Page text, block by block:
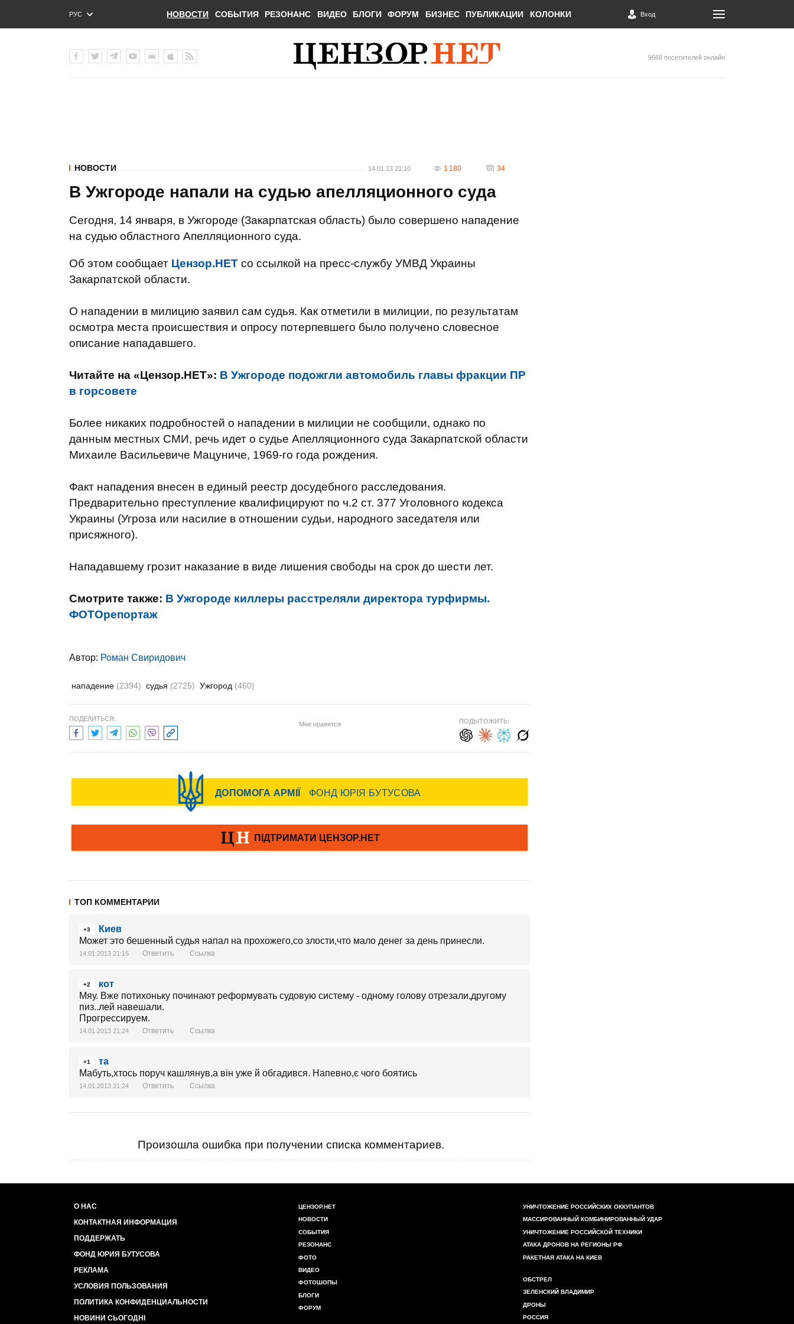
РУС
ENG
НОВОСТИ СОБЫТИЯ РЕЗОНАНС ВИДЕО БЛОГИ ФОРУМ БИЗНЕС ПУБЛИКАЦИИ КОЛОНКИ Вход
9668 посетителей онлайн
НОВОСТИ 14.01.13 21:10 1 180 34
В Ужгороде напали на судью апелляционного суда
Сегодня, 14 января, в Ужгороде (Закарпатская область) было совершено нападение
на судью областного Апелляционного суда.
Об этом сообщает Цензор.НЕТ со ссылкой на пресс-службу УМВД Украины
Закарпатской области.
О нападении в милицию заявил сам судья. Как отметили в милиции, по результатам
осмотра места происшествия и опросу потерпевшего было получено словесное
описание нападавшего.
Читайте на «Цензор.НЕТ»: В Ужгороде подожгли автомобиль главы фракции ПР
в горсовете
Более никаких подробностей о нападении в милиции не сообщили, однако по
данным местных СМИ, речь идет о судье Апелляционного суда Закарпатской области
Михаиле Васильевиче Мацуниче, 1969-го года рождения.
Факт нападения внесен в единый реестр досудебного расследования.
Предварительно преступление квалифицируют по ч.2 ст. 377 Уголовного кодекса
Украины (Угроза или насилие в отношении судьи, народного заседателя или
присяжного).
Нападавшему грозит наказание в виде лишения свободы на срок до шести лет.
Смотрите также: В Ужгороде киллеры расстреляли директора турфирмы.
ФОТОрепортаж
Автор: Роман Свиридович
нападение (2394) судья (2725) Ужгород (460)
ПОДЕЛИТЬСЯ:
Мне нравится ПОДЫТОЖИТЬ:
ТОП КОММЕНТАРИИ
+3
Киев
Может это бешенный судья напал на прохожего,со злости,что мало денег за день принесли.
14.01.2013 21:15 Ответить Ссылка
+2
кот
Мяу. Вже потихоньку починают реформувать судовую систему - одному голову отрезали,другому
пиз..лей навешали.
Прогрессируем.
14.01.2013 21:24 Ответить Ссылка
+1
та
Мабуть,хтось поруч кашлянув,а він уже й обгадився. Напевно,є чого боятись
14.01.2013 21:24 Ответить Ссылка
Произошла ошибка при получении списка комментариев.
О НАС
КОНТАКТНАЯ ИНФОРМАЦИЯ
ПОДДЕРЖАТЬ
ФОНД ЮРИЯ БУТУСОВА
РЕКЛАМА
УСЛОВИЯ ПОЛЬЗОВАНИЯ
ПОЛИТИКА КОНФИДЕНЦИАЛЬНОСТИ
НОВИНИ СЬОГОДНІ
ЦЕНЗОР.НЕТ
НОВОСТИ
СОБЫТИЯ
РЕЗОНАНС
ФОТО
ВИДЕО
ФОТОШОПЫ
БЛОГИ
ФОРУМ
УНИЧТОЖЕНИЕ РОССИЙСКИХ ОККУПАНТОВ
МАССИРОВАННЫЙ КОМБИНИРОВАННЫЙ УДАР
УНИЧТОЖЕНИЕ РОССИЙСКОЙ ТЕХНИКИ
АТАКА ДРОНОВ НА РЕГИОНЫ РФ
РАКЕТНАЯ АТАКА НА КИЕВ
ОБСТРЕЛ
ЗЕЛЕНСКИЙ ВЛАДИМИР
ДРОНЫ
РОССИЯ